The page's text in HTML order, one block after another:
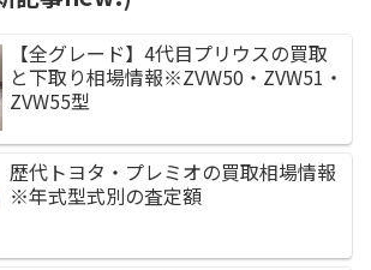
【全グレード】4代目プリウスの買取
と下取り相場情報※ZVW50・ZVW51・
ZVW55型
歴代トヨタ・プレミオの買取相場情報
※年式型式別の査定額